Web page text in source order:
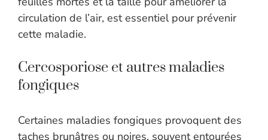
circulation de l’air, est essentiel pour prévenir
cette maladie.
Cercosporiose et autres maladies
fongiques
Certaines maladies fongiques provoquent des
taches brunâtres ou noires, souvent entourées